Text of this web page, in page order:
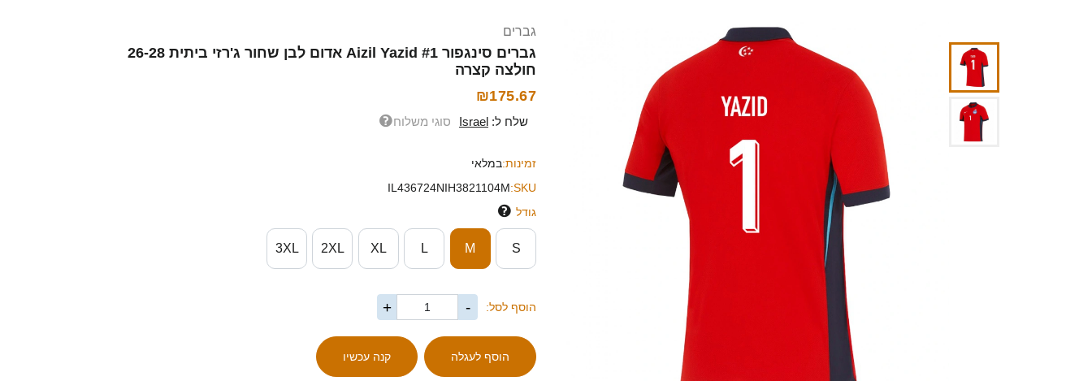
גברים
גברים סינגפור Aizil Yazid #1 אדום לבן שחור ג'רזי ביתית 26-28
חולצה קצרה
₪175.67
שלח ל: Israel סוגי משלוח
זמינות:במלאי
SKU:
IL436724NIH3821104M
גודל
S
M
L
XL
2XL
3XL
הוסף לסל: -
+